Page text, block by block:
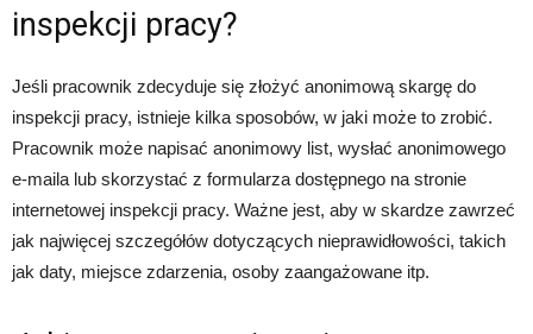
inspekcji pracy?
Jeśli pracownik zdecyduje się złożyć anonimową skargę do
inspekcji pracy, istnieje kilka sposobów, w jaki może to zrobić.
Pracownik może napisać anonimowy list, wysłać anonimowego
e-maila lub skorzystać z formularza dostępnego na stronie
internetowej inspekcji pracy. Ważne jest, aby w skardze zawrzeć
jak najwięcej szczegółów dotyczących nieprawidłowości, takich
jak daty, miejsce zdarzenia, osoby zaangażowane itp.